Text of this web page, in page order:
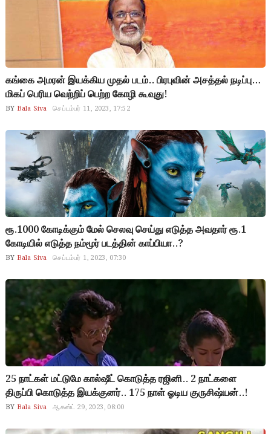
கங்கை அமரன் இயக்கிய முதல் படம்.. பிரபுவின் அசத்தல் நடிப்பு…
மிகப் பெரிய வெற்றிப் பெற்ற கோழி கூவுது!
BY Bala Siva செப்டம்பர் 11, 2023, 17:52
ரூ.1000 கோடிக்கும் மேல் செலவு செய்து எடுத்த அவதார் ரூ.1
கோடியில் எடுத்த நம்மூர் படத்தின் காப்பியா..?
BY Bala Siva செப்டம்பர் 1, 2023, 07:30
25 நாட்கள் மட்டுமே கால்ஷீட் கொடுத்த ரஜினி.. 2 நாட்களை
திருப்பி கொடுத்த இயக்குனர்.. 175 நாள் ஓடிய குருசிஷ்யன்..!
BY Bala Siva ஆகஸ்ட் 29, 2023, 08:00